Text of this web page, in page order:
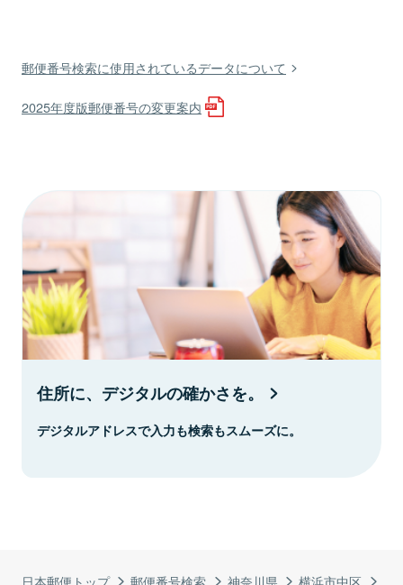
日本郵便トップ 郵便番号検索 神奈川県
横浜市中区
郵便番号検索に使用されているデータについて
2025年度版郵便番号の変更案内
住所に、デジタルの確かさを。
デジタルアドレスで入力も検索もスムーズに。